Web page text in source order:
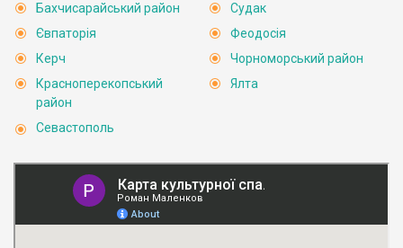
Бахчисарайський район
Євпаторія
Керч
Красноперекопський
район
Севастополь
Судак
Феодосія
Чорноморський район
Ялта